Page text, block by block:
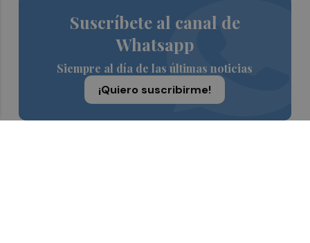
Suscríbete al canal de
Whatsapp
Siempre al día de las últimas noticias
¡Quiero suscribirme!